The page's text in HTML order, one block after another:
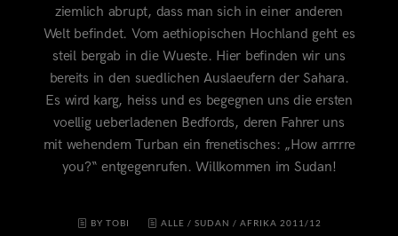
ziemlich abrupt, dass man sich in einer anderen
Welt befindet. Vom aethiopischen Hochland geht es
steil bergab in die Wueste. Hier befinden wir uns
bereits in den suedlichen Auslaeufern der Sahara.
Es wird karg, heiss und es begegnen uns die ersten
voellig ueberladenen Bedfords, deren Fahrer uns
mit wehendem Turban ein frenetisches: „How arrrre
you?“ entgegenrufen. Willkommen im Sudan!
BY TOBI ALLE / SUDAN / AFRIKA 2011/12